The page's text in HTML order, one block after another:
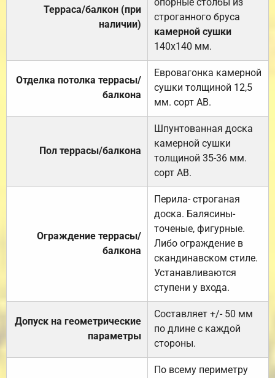
Терраса/балкон (при
наличии)
строганного бруса
камерной сушки
140х140 мм.
Отделка потолка террасы/
балкона
Евровагонка камерной
сушки толщиной 12,5
мм. сорт АВ.
Пол террасы/балкона
Шпунтованная доска
камерной сушки
толщиной 35-36 мм.
сорт АВ.
Ограждение террасы/
балкона
Перила- строганая
доска. Балясины-
точеные, фигурные.
Либо ограждение в
скандинавском стиле.
Устанавливаются
ступени у входа.
Допуск на геометрические
параметры
Составляет +/- 50 мм
по длине с каждой
стороны.
По всему периметру